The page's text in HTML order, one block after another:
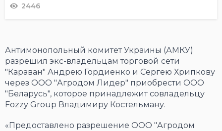
2446
Антимонопольный комитет Украины (АМКУ)
разрешил экс-владельцам торговой сети
"Караван" Андрею Гордиенко и Сергею Хрипкову
через ООО "Агродом Лидер" приобрести ООО
"Беларусь", которое принадлежит совладельцу
Fozzy Group Владимиру Костельману.
«Предоставлено разрешение ООО "Агродом